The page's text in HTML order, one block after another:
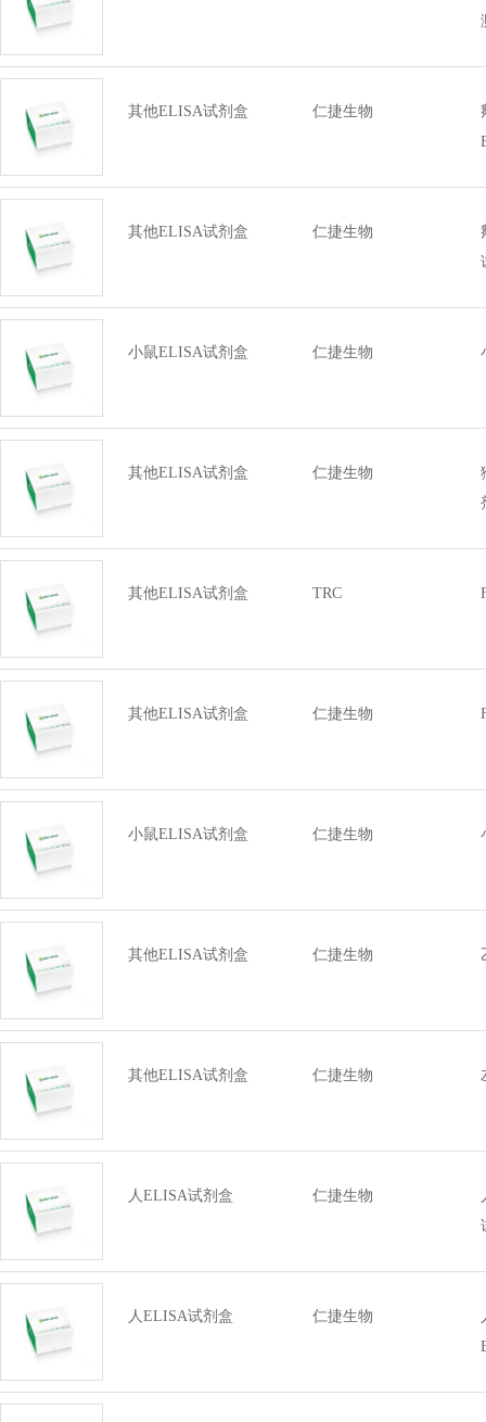
其他ELISA试剂盒 仁捷生物
其他ELISA试剂盒 仁捷生物
小鼠ELISA试剂盒 仁捷生物
其他ELISA试剂盒 仁捷生物
其他ELISA试剂盒 TRC
其他ELISA试剂盒 仁捷生物
小鼠ELISA试剂盒 仁捷生物
其他ELISA试剂盒 仁捷生物
其他ELISA试剂盒 仁捷生物
人ELISA试剂盒 仁捷生物
人ELISA试剂盒 仁捷生物